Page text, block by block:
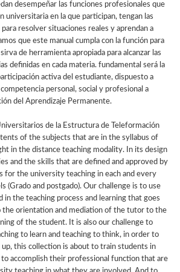
desempeñar las funciones profesionales que
universitaria en la que participan, tengan las
resolver situaciones reales y aprendan a
que este manual cumpla con la función para
de herramienta apropiada para alcanzar las
definidas en cada materia. fundamental será la
activa del estudiante, dispuesto a
personal, social y profesional a
del Aprendizaje Permanente.
de la Estructura de Teleformación
of the subjects that are in the syllabus of
in the distance teaching modality. In its design
and the skills that are defined and approved by
for the university teaching in each and every
(Grado and postgado). Our challenge is to use
the teaching process and learning that goes
orientation and mediation of the tutor to the
of the student. It is also our challenge to
to learn and teaching to think, in order to
this collection is about to train students in
accomplish their professional function that are